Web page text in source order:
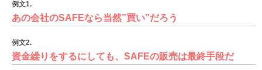
例文1.
あの会社のSAFEなら当然”買い”だろう
例文2.
資金繰りをするにしても、SAFEの販売は最終手段だ